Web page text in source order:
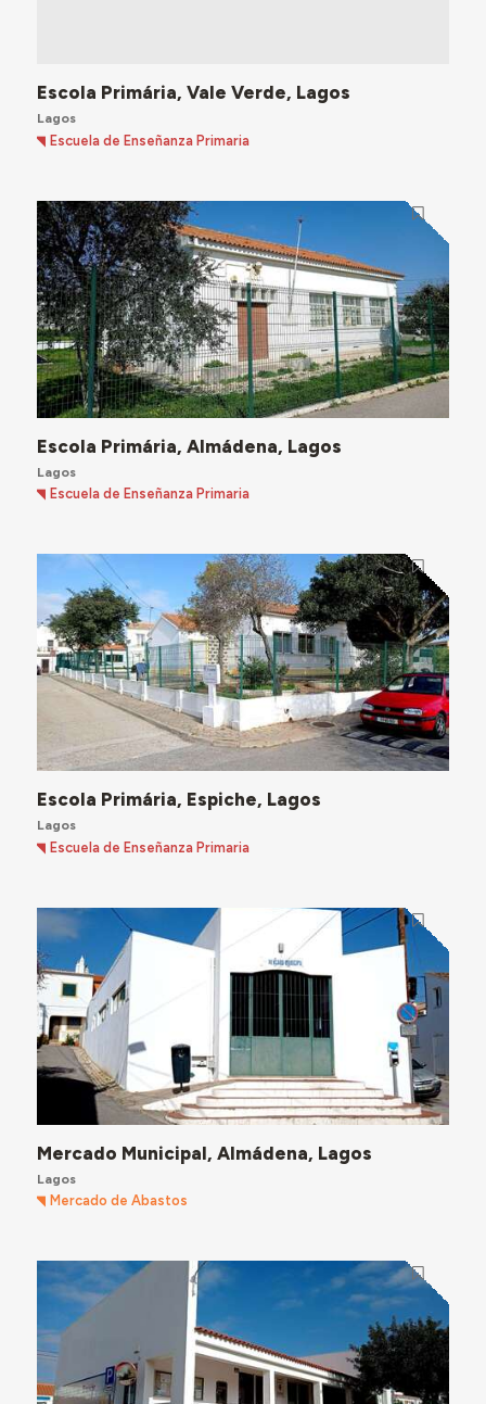
Escola Primária, Vale Verde, Lagos
Lagos
Escuela de Enseñanza Primaria
Escola Primária, Almádena, Lagos
Lagos
Escuela de Enseñanza Primaria
Escola Primária, Espiche, Lagos
Lagos
Escuela de Enseñanza Primaria
Mercado Municipal, Almádena, Lagos
Lagos
Mercado de Abastos